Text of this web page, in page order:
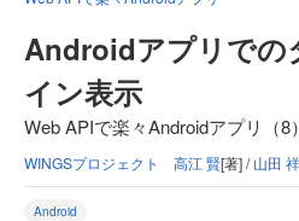
Androidアプリでの
イン表示
Web APIで楽々Androidアプリ（8）
WINGSプロジェクト 高江 賢[著] /山田
Android